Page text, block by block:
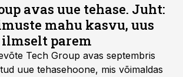
avas uue tehase. Juht:
mahu kasvu, uus
parem
Tech Group avas septembris
uue tehasehoone, mis võimaldas